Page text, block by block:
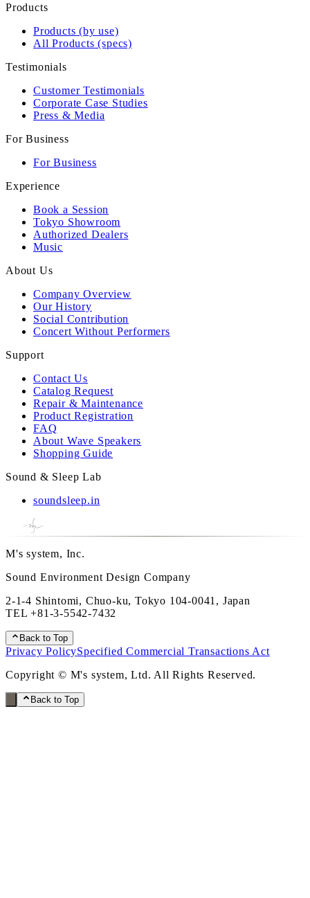
Products
Products (by use)
All Products (specs)
Testimonials
Customer Testimonials
Corporate Case Studies
Press & Media
For Business
For Business
Experience
Book a Session
Tokyo Showroom
Authorized Dealers
Music
About Us
Company Overview
Our History
Social Contribution
Concert Without Performers
Support
Contact Us
Catalog Request
Repair & Maintenance
Product Registration
FAQ
About Wave Speakers
Shopping Guide
Sound & Sleep Lab
soundsleep.in
M's system, Inc.
Sound Environment Design Company
2-1-4 Shintomi, Chuo-ku, Tokyo 104-0041, Japan
TEL+81-3-5542-7432
Back to Top
Privacy PolicySpecified Commercial Transactions Act
Copyright © M's system, Ltd. All Rights Reserved.
Back to Top